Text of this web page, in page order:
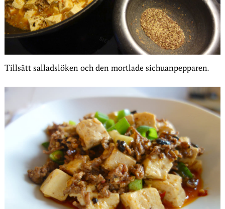
Tillsätt salladslöken och den mortlade sichuanpepparen.